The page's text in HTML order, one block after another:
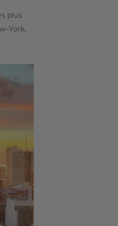
plus
York,